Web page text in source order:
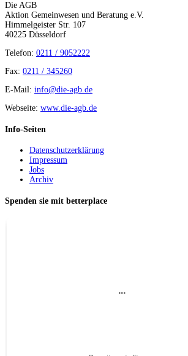
Die AGB
Aktion Gemeinwesen und Beratung e.V.
Himmelgeister Str. 107
40225 Düsseldorf
Telefon: 0211 / 9052222
Fax: 0211 / 345260
E-Mail: info@die-agb.de
Webseite: www.die-agb.de
Info-Seiten
Datenschutzerklärung
Impressum
Jobs
Archiv
Spenden sie mit betterplace